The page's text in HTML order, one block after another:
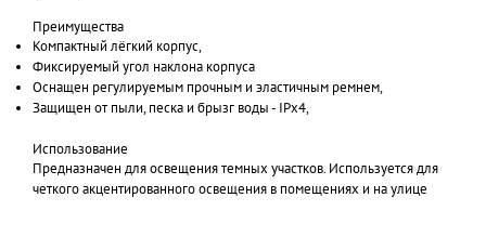
Преимущества
Компактный лёгкий корпус,
Фиксируемый угол наклона корпуса
Оснащен регулируемым прочным и эластичным ремнем,
Защищен от пыли, песка и брызг воды - IРx4,
Использование
Предназначен для освещения темных участков. Используется для
четкого акцентированного освещения в помещениях и на улице